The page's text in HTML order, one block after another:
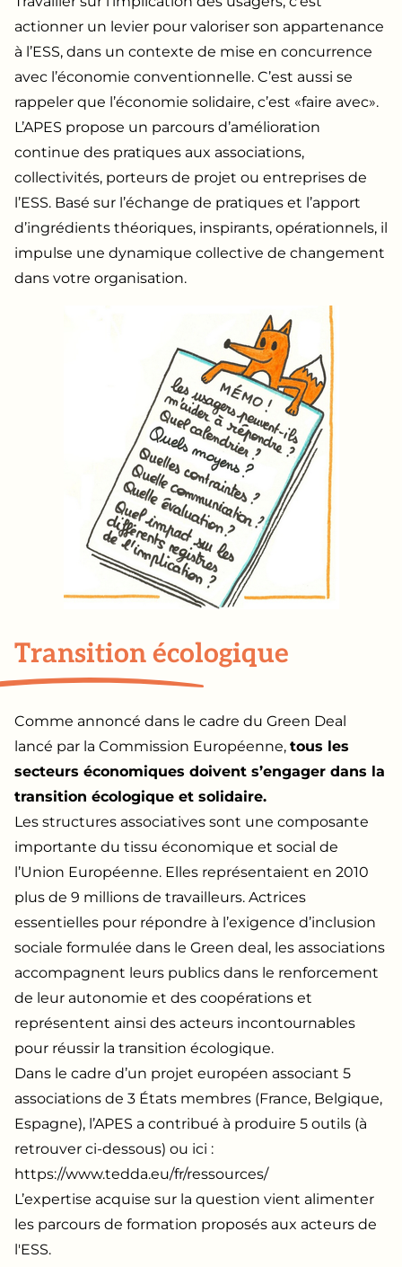
actionner un levier pour valoriser son appartenance
à l’ESS, dans un contexte de mise en concurrence
avec l’économie conventionnelle. C’est aussi se
rappeler que l’économie solidaire, c’est «faire avec».
L’APES propose un parcours d’amélioration
continue des pratiques aux associations,
collectivités, porteurs de projet ou entreprises de
l’ESS. Basé sur l’échange de pratiques et l’apport
d’ingrédients théoriques, inspirants, opérationnels, il
impulse une dynamique collective de changement
dans votre organisation.
Transition écologique
Comme annoncé dans le cadre du Green Deal
lancé par la Commission Européenne, tous les
secteurs économiques doivent s’engager dans la
transition écologique et solidaire.
Les structures associatives sont une composante
importante du tissu économique et social de
l’Union Européenne. Elles représentaient en 2010
plus de 9 millions de travailleurs. Actrices
essentielles pour répondre à l’exigence d’inclusion
sociale formulée dans le Green deal, les associations
accompagnent leurs publics dans le renforcement
de leur autonomie et des coopérations et
représentent ainsi des acteurs incontournables
pour réussir la transition écologique.
Dans le cadre d’un projet européen associant 5
associations de 3 États membres (France, Belgique,
Espagne), l’APES a contribué à produire 5 outils (à
retrouver ci-dessous) ou ici :
https://www.tedda.eu/fr/ressources/
L’expertise acquise sur la question vient alimenter
les parcours de formation proposés aux acteurs de
l'ESS.